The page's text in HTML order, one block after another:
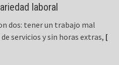
laboral
dos: tener un trabajo mal
servicios y sin horas extras, [